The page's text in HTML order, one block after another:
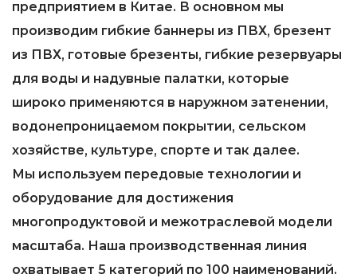
предприятием в Китае. В основном мы
производим гибкие баннеры из ПВХ, брезент
из ПВХ, готовые брезенты, гибкие резервуары
для воды и надувные палатки, которые
широко применяются в наружном затенении,
водонепроницаемом покрытии, сельском
хозяйстве, культуре, спорте и так далее.
Мы используем передовые технологии и
оборудование для достижения
многопродуктовой и межотраслевой модели
масштаба. Наша производственная линия
охватывает 5 категорий по 100 наименований.